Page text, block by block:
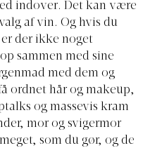
indover. Det kan være
af vin. Og hvis du
der ikke noget
sammen med sine
med dem og
ordnet hår og makeup,
og massevis kram
mor og svigermor
som du gør, og de